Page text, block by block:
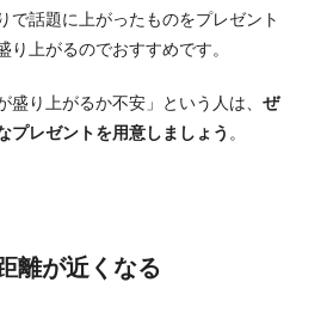
で話題に上がったものをプレゼント
り上がるのでおすすめです。
盛り上がるか不安」という人は、 ぜ
プレゼントを用意しましょう 。
離が近くなる